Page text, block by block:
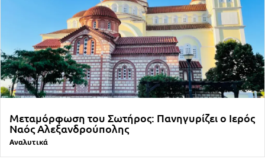
Μεταμόρφωση του Σωτήρος: Πανηγυρίζει ο Ιερός
Ναός Αλεξανδρούπολης
Αναλυτικά